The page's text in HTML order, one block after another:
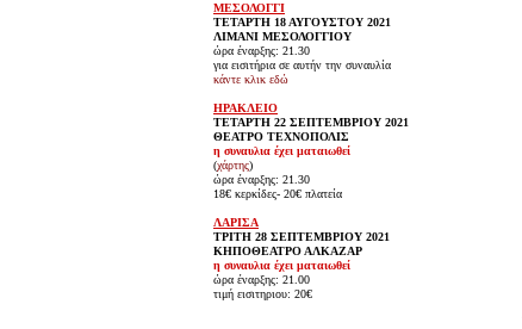
ΜΕΣΟΛΟΓΓΙ
ΤΕΤΑΡΤΗ 18 ΑΥΓΟΥΣΤΟΥ 2021
ΛΙΜΑΝΙ ΜΕΣΟΛΟΓΓΙΟΥ
ώρα έναρξης: 21.30
για εισιτήρια σε αυτήν την συναυλία
κάντε κλικ εδώ
ΗΡΑΚΛΕΙΟ
ΤΕΤΑΡΤΗ 22 ΣΕΠΤΕΜΒΡΙΟΥ 2021
ΘΕΑΤΡΟ ΤΕΧΝΟΠΟΛΙΣ
η συναυλια έχει ματαιωθεί
(χάρτης)
ώρα έναρξης: 21.30
18€ κερκίδες- 20€ πλατεία
ΛΑΡΙΣΑ
ΤΡΙΤΗ 28 ΣΕΠΤΕΜΒΡΙΟΥ 2021
ΚΗΠΟΘΕΑΤΡΟ ΑΛΚΑΖΑΡ
η συναυλια έχει ματαιωθεί
ώρα έναρξης: 21.00
τιμή εισιτηριου: 20€